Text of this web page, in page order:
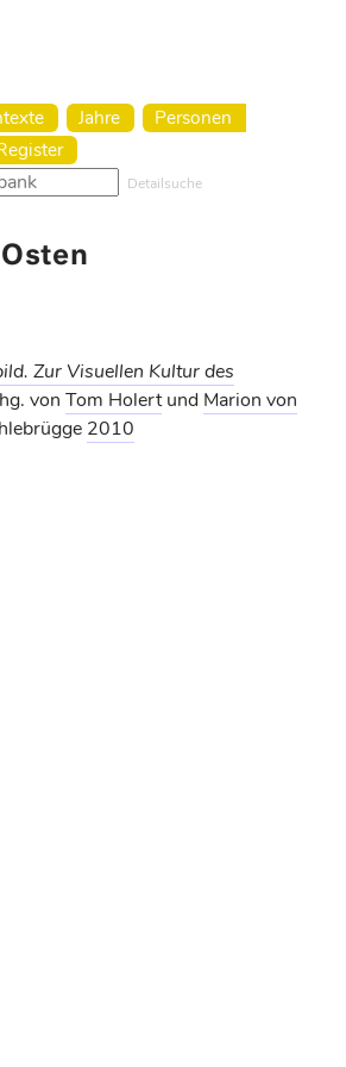
Jahre
Personen
Detailsuche
Zur Visuellen Kultur des
hg. von Tom Holertund Marion von
2010